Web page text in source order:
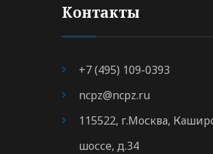
Контакты
+7 (495) 109-0393
ncpz@ncpz.ru
115522, г.Москва,
шоссе, д.34